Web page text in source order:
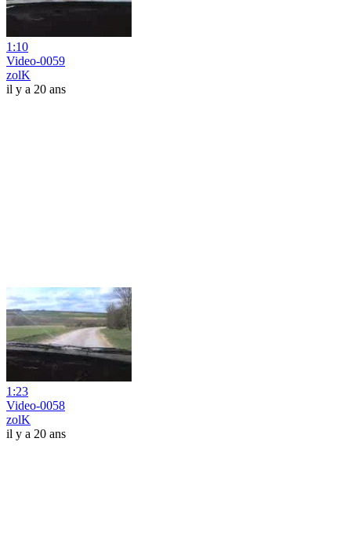
1:10
Video-0059
zolK
il y a 20 ans
1:23
Video-0058
zolK
il y a 20 ans